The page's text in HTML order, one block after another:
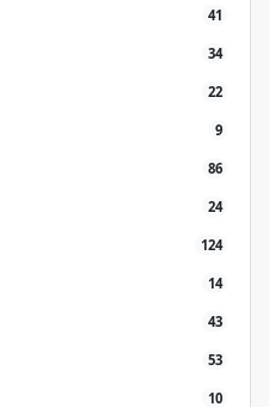
41
34
22
9
86
24
124
14
43
53
10